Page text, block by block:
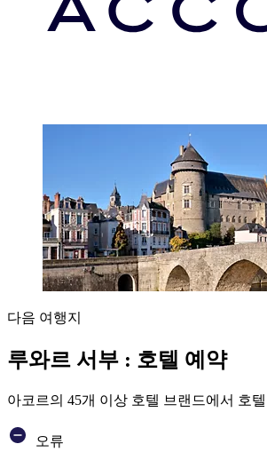
다음 여행지
루와르 서부 : 호텔 예약
아코르의 45개 이상 호텔 브랜드에서 호텔
오류